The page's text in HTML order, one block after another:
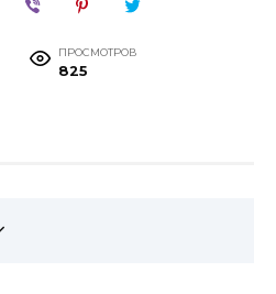
ПРОСМОТРОВ
825